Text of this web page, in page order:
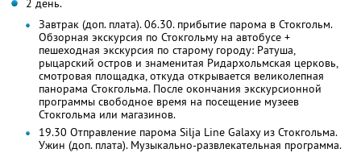
2 день.
Завтрак (доп. плата). 06.30. прибытие парома в Стокгольм.
Обзорная экскурсия по Стокгольму на автобусе +
пешеходная экскурсия по старому городу: Ратуша,
рыцарский остров и знаменитая Ридархольмская церковь,
смотровая площадка, откуда открывается великолепная
панорама Стокгольма. После окончания экскурсионной
программы свободное время на посещение музеев
Стокгольма или магазинов.
19.30 Отправление парома Silja Line Galaxy из Стокгольма.
Ужин (доп. плата). Музыкально-развлекательная программа.